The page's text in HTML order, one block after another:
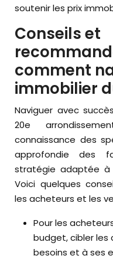
soutenir les prix
Conseils et
comment
immobilier
Naviguer avec
20e
connaissance des
approfondie des
stratégie adaptée
Voici quelques
les acheteurs et les
Pour les
budget, cibler les
besoins et à ses